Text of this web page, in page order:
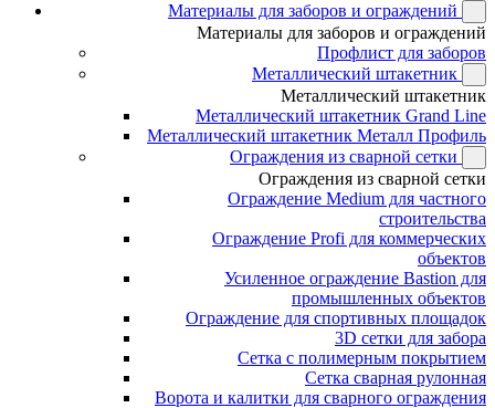
Материалы для заборов и ограждений
Материалы для заборов и ограждений
Профлист для заборов
Металлический штакетник
Металлический штакетник
Металлический штакетник Grand Line
Металлический штакетник Металл Профиль
Ограждения из сварной сетки
Ограждения из сварной сетки
Ограждение Medium для частного
строительства
Ограждение Profi для коммерческих
объектов
Усиленное ограждение Bastion для
промышленных объектов
Ограждение для спортивных площадок
3D сетки для забора
Сетка с полимерным покрытием
Сетка сварная рулонная
Ворота и калитки для сварного ограждения